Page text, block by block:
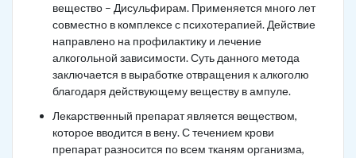
вещество – Дисульфирам. Применяется много лет
совместно в комплексе с психотерапией. Действие
направлено на профилактику и лечение
алкогольной зависимости. Суть данного метода
заключается в выработке отвращения к алкоголю
благодаря действующему веществу в ампуле.
Лекарственный препарат является веществом,
которое вводится в вену. С течением крови
препарат разносится по всем тканям организма,